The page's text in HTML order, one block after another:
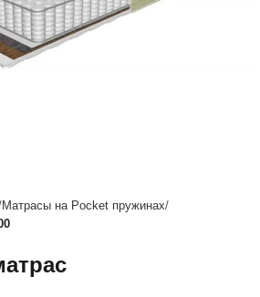
увеличить
Матрасы на Pocket пружинах